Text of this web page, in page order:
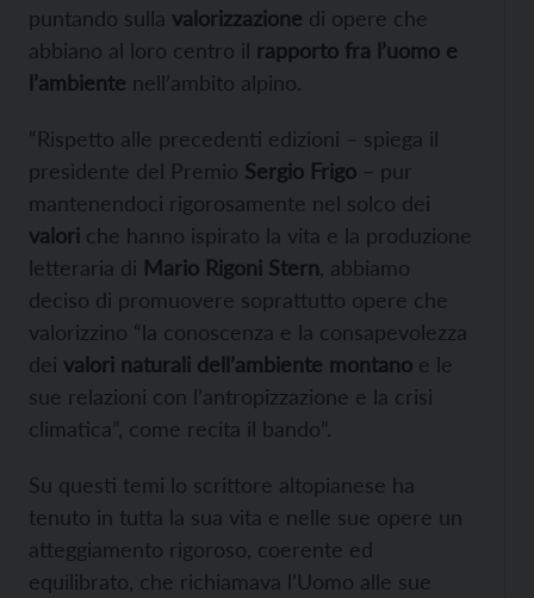
puntando sulla valorizzazione di opere che
abbiano al loro centro il rapporto fra l’uomo e
l’ambiente nell’ambito alpino.
“Rispetto alle precedenti edizioni – spiega il
presidente del Premio Sergio Frigo – pur
mantenendoci rigorosamente nel solco dei
valori che hanno ispirato la vita e la produzione
letteraria di Mario Rigoni Stern , abbiamo
deciso di promuovere soprattutto opere che
valorizzino “la conoscenza e la consapevolezza
dei valori naturali dell’ambiente montano e le
sue relazioni con l’antropizzazione e la crisi
climatica”, come recita il bando”.
Su questi temi lo scrittore altopianese ha
tenuto in tutta la sua vita e nelle sue opere un
atteggiamento rigoroso, coerente ed
equilibrato, che richiamava l’Uomo alle sue